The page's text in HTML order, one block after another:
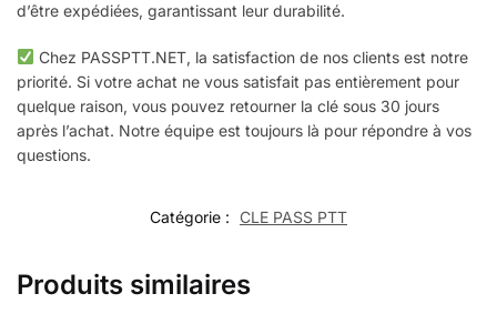
d’être expédiées, garantissant leur durabilité.
Chez PASSPTT.NET, la satisfaction de nos clients est notre
priorité. Si votre achat ne vous satisfait pas entièrement pour
quelque raison, vous pouvez retourner la clé sous 30 jours
après l’achat. Notre équipe est toujours là pour répondre à vos
questions.
Catégorie : CLE PASS PTT
Produits similaires